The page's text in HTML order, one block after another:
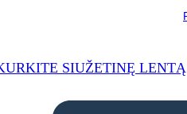
SIUŽETINĘ LENTĄ